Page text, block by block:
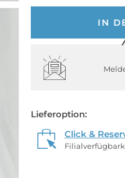
IN
Lieferoption:
Click &